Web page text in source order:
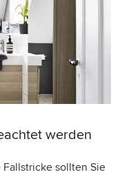
werden
sollten Sie